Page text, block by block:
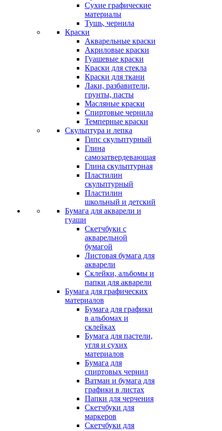
Сухие графические
материалы
Тушь, чернила
Краски
Акварельные краски
Акриловые краски
Гуашевые краски
Краски для стекла
Краски для ткани
Лаки, разбавители,
грунты, пасты
Масляные краски
Спиртовые чернила
Темперные краски
Скульптура и лепка
Гипс скульптурный
Глина
самозатвердевающая
Глина скульптурная
Пластилин
скульптурный
Пластилин
школьный и детский
Бумага для акварели и
гуаши
Скетчбуки с
акварельной
бумагой
Листовая бумага для
акварели
Склейки, альбомы и
папки для акварели
Бумага для графических
материалов
Бумага для графики
в альбомах и
склейках
Бумага для пастели,
угля и сухих
материалов
Бумага для
спиртовых чернил
Ватман и бумага для
графики в листах
Папки для черчения
Скетчбуки для
маркеров
Скетчбуки для